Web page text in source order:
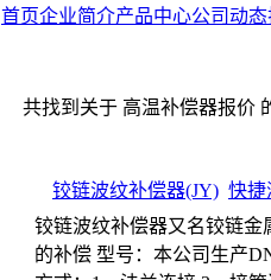
首页企业简介产品中心公司动态
共找到关于 高温补偿器报价
铰链波纹补偿器(JY) 快捷
铰链波纹补偿器又名铰链
的补偿 型号：本公司生产